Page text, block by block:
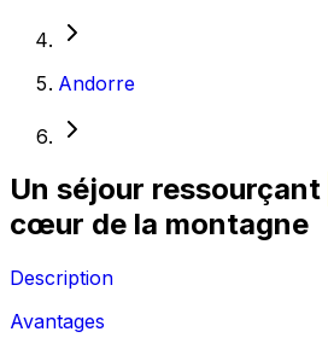
Andorre
Un séjour ressourçant
cœur de la montagne
Description
Avantages